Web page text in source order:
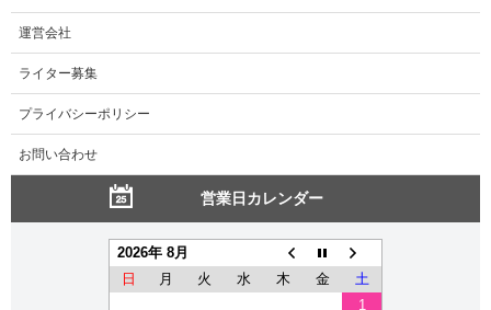
運営会社
ライター募集
プライバシーポリシー
お問い合わせ
営業日カレンダー
2026年 8月
日
月 火 水 木 金
土
1